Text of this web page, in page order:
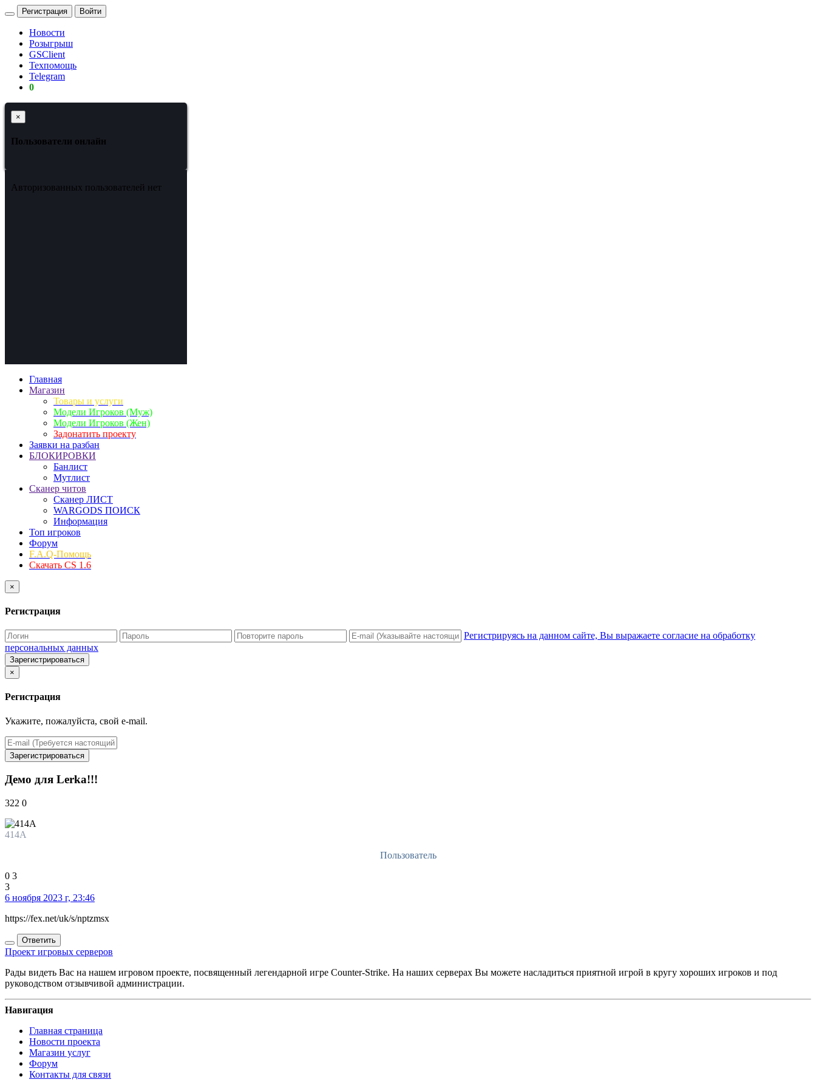
Регистрация Войти
Новости
Розыгрыш
GSClient
Техпомощь
Telegram
0
×
Пользователи онлайн
Авторизованных пользователей нет
Главная
Магазин
Товары и услуги
Модели Игроков (Муж)
Модели Игроков (Жен)
Задонатить проекту
Заявки на разбан
БЛОКИРОВКИ
Банлист
Мутлист
Cканер читов
Cканер ЛИСТ
WARGODS ПОИСК
Информация
Топ игроков
Форум
F.A.Q-Помощь
Скачать CS 1.6
×
Регистрация
Регистрируясь на данном сайте, Вы выражаете согласие на обработку
персональных данных
Зарегистрироваться
×
Регистрация
Укажите, пожалуйста, свой e-mail.
Зарегистрироваться
Демо для Lerka!!!
322 0
414A
Пользователь
0 3
3
6 ноября 2023 г, 23:46
https://fex.net/uk/s/nptzmsx
Ответить
Проект игровых серверов
Рады видеть Вас на нашем игровом проекте, посвященный легендарной игре Counter-Strike. На наших серверах Вы можете насладиться приятной игрой в кругу хороших игроков и под
руководством отзывчивой администрации.
Навигация
Главная страница
Новости проекта
Магазин услуг
Форум
Контакты для связи